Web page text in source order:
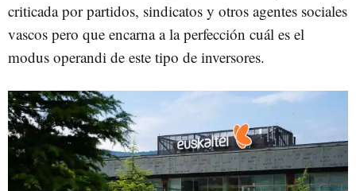
criticada por partidos, sindicatos y otros agentes sociales
vascos pero que encarna a la perfección cuál es el
modus operandi de este tipo de inversores.